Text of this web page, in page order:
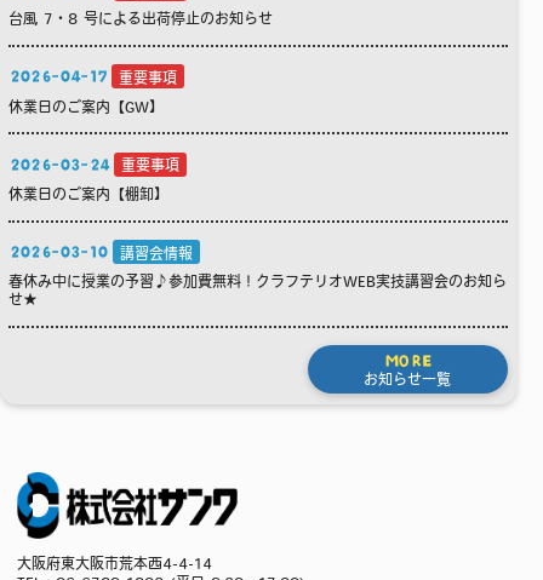
台風 7・8 号による出荷停止のお知らせ
2026-04-17
重要事項
休業日のご案内【GW】
2026-03-24
重要事項
休業日のご案内【棚卸】
2026-03-10
講習会情報
春休み中に授業の予習♪参加費無料！クラフテリオWEB実技講習会のお知ら
せ★
MORE
お知らせ一覧
大阪府東大阪市荒本西4-4-14